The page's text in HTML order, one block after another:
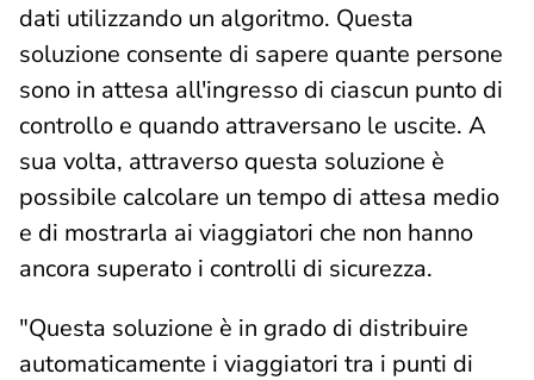
dati utilizzando un algoritmo. Questa
soluzione consente di sapere quante persone
sono in attesa all'ingresso di ciascun punto di
controllo e quando attraversano le uscite. A
sua volta, attraverso questa soluzione è
possibile calcolare un tempo di attesa medio
e di mostrarla ai viaggiatori che non hanno
ancora superato i controlli di sicurezza.
"Questa soluzione è in grado di distribuire
automaticamente i viaggiatori tra i punti di